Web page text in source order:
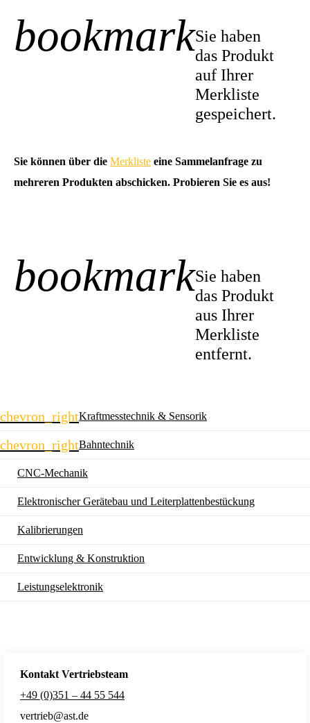
bookmarkSie haben
das Produkt
auf Ihrer
Merkliste
gespeichert.
Sie können über die Merkliste eine Sammelanfrage zu
mehreren Produkten abschicken. Probieren Sie es aus!
bookmarkSie haben
das Produkt
aus Ihrer
Merkliste
entfernt.
chevron_rightKraftmesstechnik & Sensorik
chevron_rightBahntechnik
CNC-Mechanik
Elektronischer Gerätebau und Leiterplatten­bestückung
Kalibrierungen
Entwicklung & Konstruktion
Leistungselektronik
Kontakt Vertriebsteam
+49 (0)351 – 44 55 544
vertrieb@ast.de